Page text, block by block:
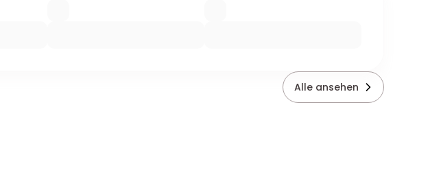
Alle ansehen